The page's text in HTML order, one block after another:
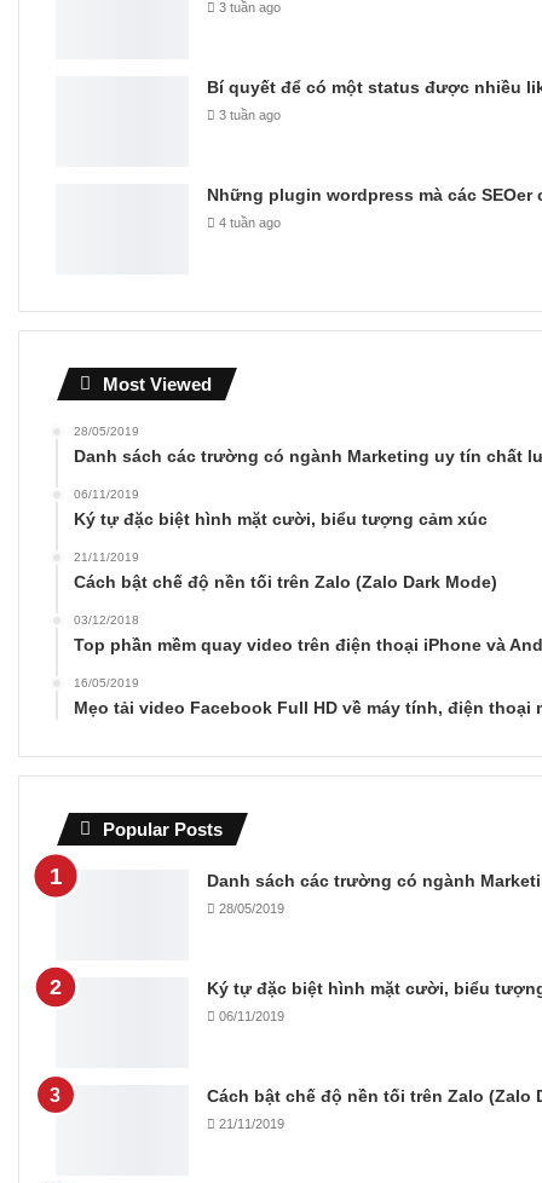
3 tuần ago
Bí quyết để có một status được nhiều
3 tuần ago
Những plugin wordpress mà các SEOer
4 tuần ago
Most Viewed
28/05/2019
Danh sách các trường có ngành Marketing uy tín chất
06/11/2019
Ký tự đặc biệt hình mặt cười, biểu tượng cảm xúc
21/11/2019
Cách bật chế độ nền tối trên Zalo (Zalo Dark Mode)
03/12/2018
Top phần mềm quay video trên điện thoại iPhone và
16/05/2019
Mẹo tải video Facebook Full HD về máy tính, điện thoại
Popular Posts
Danh sách các trường có ngành
28/05/2019
Ký tự đặc biệt hình mặt cười, biểu
06/11/2019
Cách bật chế độ nền tối trên Zalo (Zalo
21/11/2019